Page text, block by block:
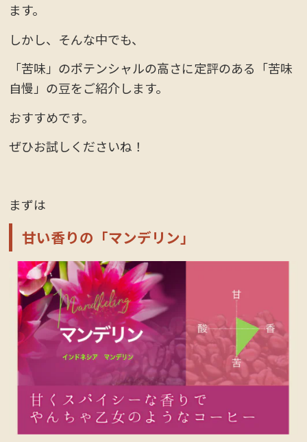
ます。
しかし、そんな中でも、
「苦味」のポテンシャルの高さに定評のある「苦味
自慢」の豆をご紹介します。
おすすめです。
ぜひお試しくださいね！
まずは
甘い香りの「マンデリン」